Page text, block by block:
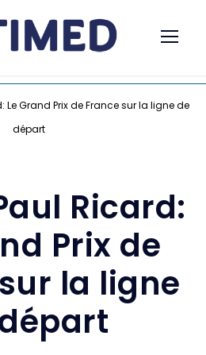
Le Grand Prix de France sur la ligne de
départ
Ricard:
Prix de
la ligne